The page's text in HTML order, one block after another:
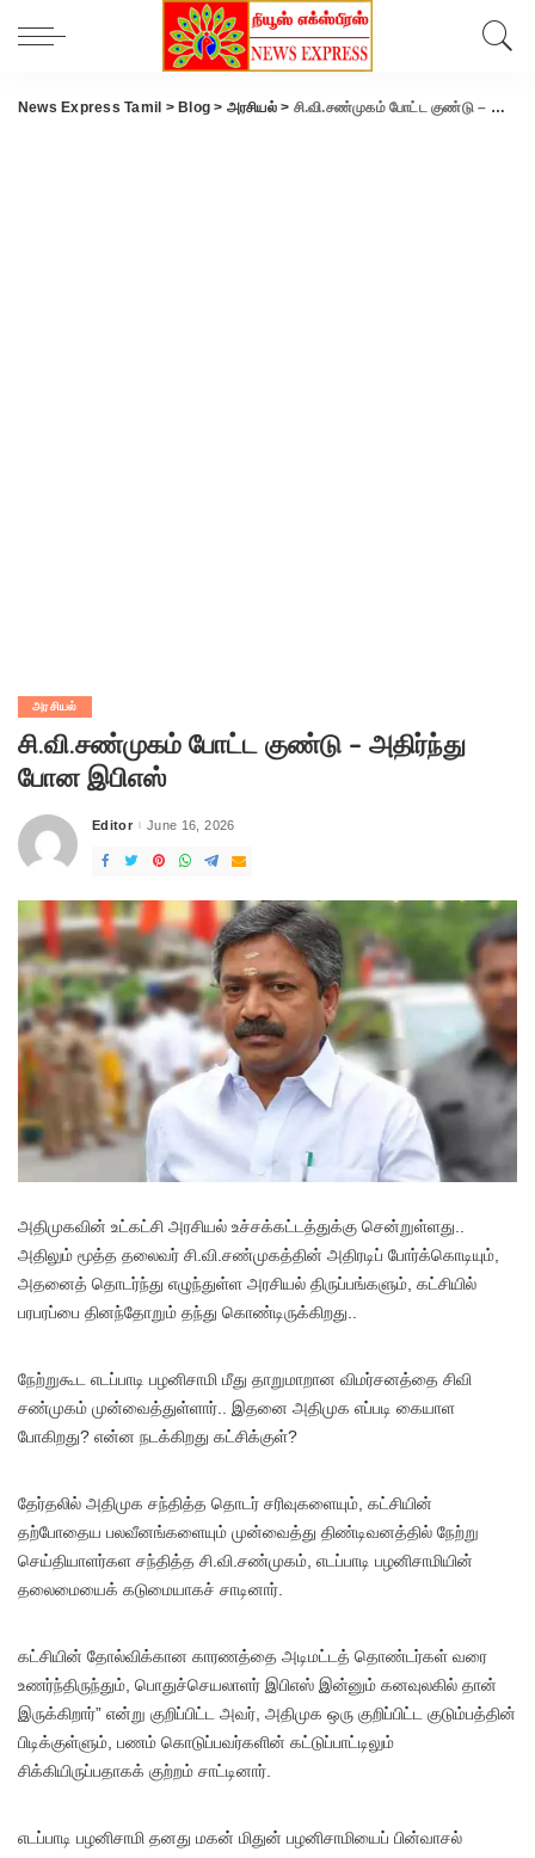
News Express Tamil > Blog > அரசியல்> சி.வி.சண்முகம் போட்ட குண்டு – அதிர்ந்து போன இபிஎஸ்
அரசியல்
சி.வி.சண்முகம் போட்ட குண்டு – அதிர்ந்து
போன இபிஎஸ்
Posted
Editor June 16, 2026
அதிமுகவின் உட்கட்சி அரசியல் உச்சக்கட்டத்துக்கு சென்றுள்ளது..
அதிலும் மூத்த தலைவர் சி.வி.சண்முகத்தின் அதிரடிப் போர்க்கொடியும்,
அதனைத் தொடர்ந்து எழுந்துள்ள அரசியல் திருப்பங்களும், கட்சியில்
பரபரப்பை தினந்தோறும் தந்து கொண்டிருக்கிறது..
நேற்றுகூட எடப்பாடி பழனிசாமி மீது தாறுமாறான விமர்சனத்தை சிவி
சண்முகம் முன்வைத்துள்ளார்.. இதனை அதிமுக எப்படி கையாள
போகிறது? என்ன நடக்கிறது கட்சிக்குள்?
தேர்தலில் அதிமுக சந்தித்த தொடர் சரிவுகளையும், கட்சியின்
தற்போதைய பலவீனங்களையும் முன்வைத்து திண்டிவனத்தில் நேற்று
செய்தியாளர்கள சந்தித்த சி.வி.சண்முகம், எடப்பாடி பழனிசாமியின்
தலைமையைக் கடுமையாகச் சாடினார்.
கட்சியின் தோல்விக்கான காரணத்தை அடிமட்டத் தொண்டர்கள் வரை
உணர்ந்திருந்தும், பொதுச்செயலாளர் இபிஎஸ் இன்னும் கனவுலகில் தான்
இருக்கிறார்” என்று குறிப்பிட்ட அவர், அதிமுக ஒரு குறிப்பிட்ட குடும்பத்தின்
பிடிக்குள்ளும், பணம் கொடுப்பவர்களின் கட்டுப்பாட்டிலும்
சிக்கியிருப்பதாகக் குற்றம் சாட்டினார்.
எடப்பாடி பழனிசாமி தனது மகன் மிதுன் பழனிசாமியைப் பின்வாசல்